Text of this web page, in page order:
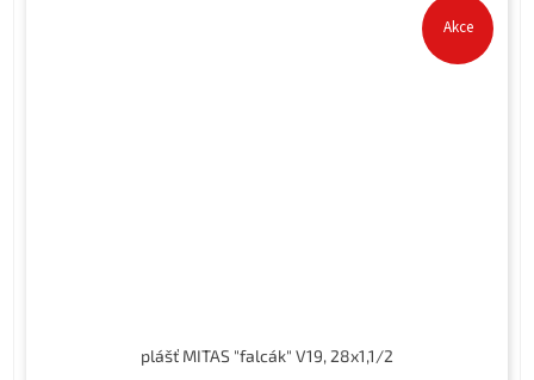
Akce
plášť MITAS "falcák" V19, 28x1,1/2